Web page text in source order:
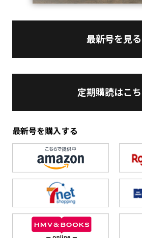
最新号を見る
定期購読はこ
最新号を購入する